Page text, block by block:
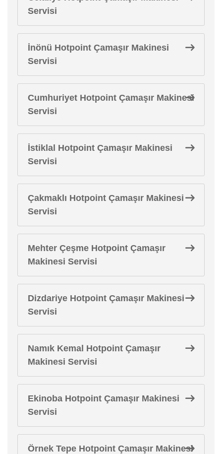
Servisi
İnönü Hotpoint Çamaşır Makinesi
Servisi
Cumhuriyet Hotpoint Çamaşır Makinesi
Servisi
İstiklal Hotpoint Çamaşır Makinesi
Servisi
Çakmaklı Hotpoint Çamaşır Makinesi
Servisi
Mehter Çeşme Hotpoint Çamaşır
Makinesi Servisi
Dizdariye Hotpoint Çamaşır Makinesi
Servisi
Namık Kemal Hotpoint Çamaşır
Makinesi Servisi
Ekinoba Hotpoint Çamaşır Makinesi
Servisi
Örnek Tepe Hotpoint Çamaşır Makinesi